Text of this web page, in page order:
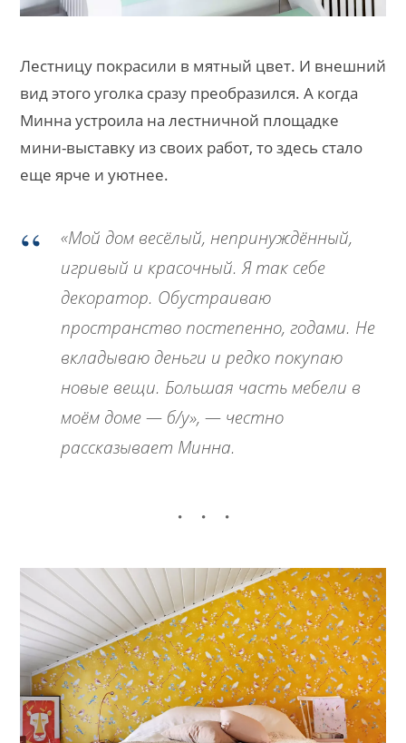
Лестницу покрасили в мятный цвет. И внешний
вид этого уголка сразу преобразился. А когда
Минна устроила на лестничной площадке
мини-выставку из своих работ, то здесь стало
еще ярче и уютнее.
«Мой дом весёлый, непринуждённый,
игривый и красочный. Я так себе
декоратор. Обустраиваю
пространство постепенно, годами. Не
вкладываю деньги и редко покупаю
новые вещи. Большая часть мебели в
моём доме — б/у», — честно
рассказывает Минна.